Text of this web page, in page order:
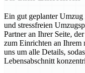
Ein gut geplanter Umzug
und stressfreien
Partner an Ihrer Seite,
zum Einrichten an Ihrem
uns um alle Details,
Lebensabschnitt